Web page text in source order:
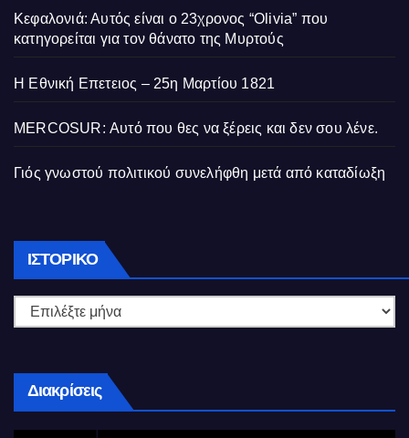
Κεφαλονιά: Αυτός είναι ο 23χρονος “Olivia” που
κατηγορείται για τον θάνατο της Μυρτούς
Η Εθνική Επετειος – 25η Μαρτίου 1821
MERCOSUR: Αυτό που θες να ξέρεις και δεν σου λένε.
Γιός γνωστού πολιτικού συνελήφθη μετά από καταδίωξη
ΙΣΤΟΡΙΚΌ Ιστορικό
Διακρίσεις